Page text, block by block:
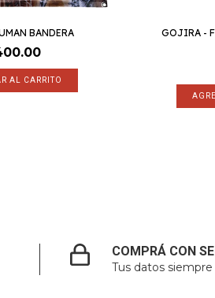
BANDERA
GOJIRA -
COMPRÁ CON
Tus datos